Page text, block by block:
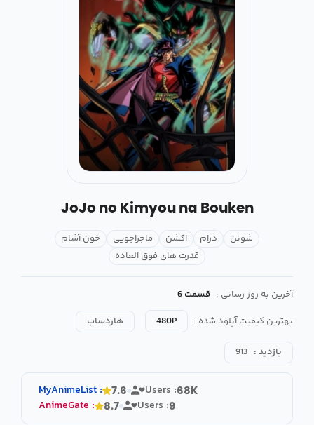
JoJo no Kimyou na Bouken
شونن درام اکشن ماجراجویی
خون آشام
قدرت های فوق العاده
آخرین به روز رسانی : قسمت 6
بهترین کیفیت آپلود شده :
480P هاردساب
بازدید : 913
MyAnimeList : 7.6 Users :68K
AnimeGate : 8.7 Users :9